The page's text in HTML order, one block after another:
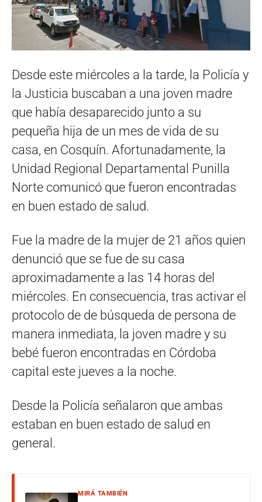
Desde este miércoles a la tarde, la Policía y
la Justicia buscaban a una joven madre
que había desaparecido junto a su
pequeña hija de un mes de vida de su
casa, en Cosquín. Afortunadamente, la
Unidad Regional Departamental Punilla
Norte comunicó que fueron encontradas
en buen estado de salud.
Fue la madre de la mujer de 21 años quien
denunció que se fue de su casa
aproximadamente a las 14 horas del
miércoles. En consecuencia, tras activar el
protocolo de de búsqueda de persona de
manera inmediata, la joven madre y su
bebé fueron encontradas en Córdoba
capital este jueves a la noche.
Desde la Policía señalaron que ambas
estaban en buen estado de salud en
general.
MIRÁ TAMBIÉN